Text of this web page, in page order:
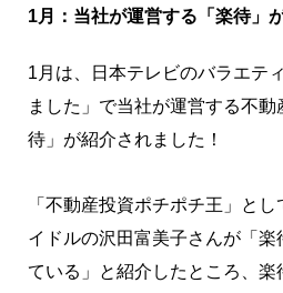
1月：当社が運営する「楽待」
1月は、日本テレビのバラエテ
ました」で当社が運営する不
待」が紹介されました！
「不動産投資ポチポチ王」と
イドルの沢田富美子さんが「楽
ている」と紹介したところ、